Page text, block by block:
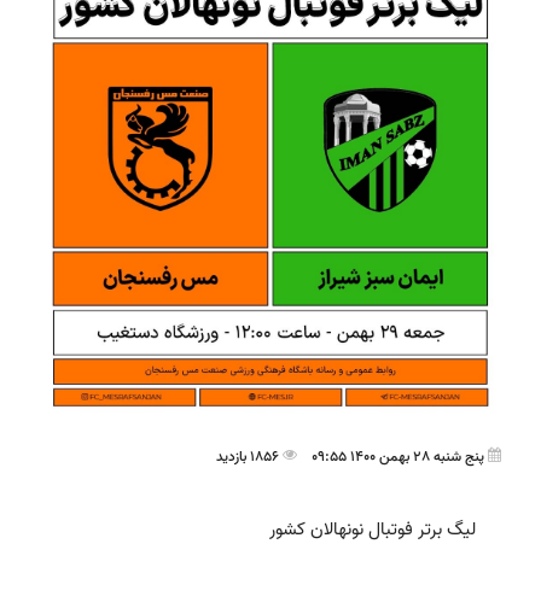
پنج شنبه 28 بهمن 1400 09:55
لیگ برتر فوتبال نونهالان کشور